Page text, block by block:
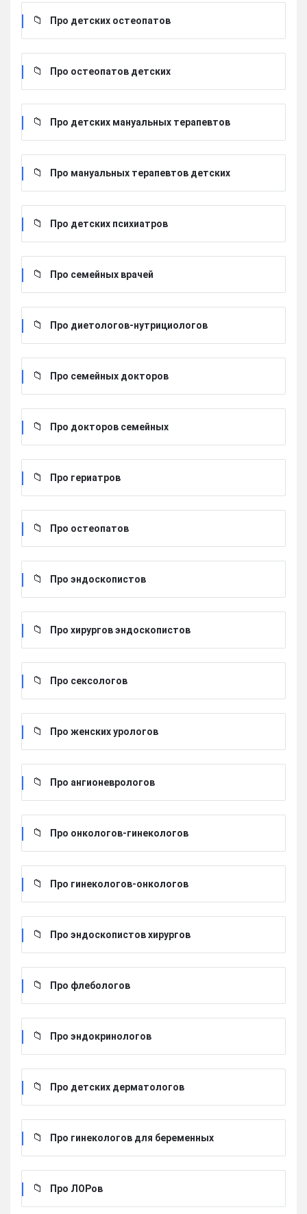
Про детских остеопатов
Про остеопатов детских
Про детских мануальных терапевтов
Про мануальных терапевтов детских
Про детских психиатров
Про семейных врачей
Про диетологов-нутрициологов
Про семейных докторов
Про докторов семейных
Про гериатров
Про остеопатов
Про эндоскопистов
Про хирургов эндоскопистов
Про сексологов
Про женских урологов
Про ангионеврологов
Про онкологов-гинекологов
Про гинекологов-онкологов
Про эндоскопистов хирургов
Про флебологов
Про эндокринологов
Про детских дерматологов
Про гинекологов для беременных
Про ЛОРов